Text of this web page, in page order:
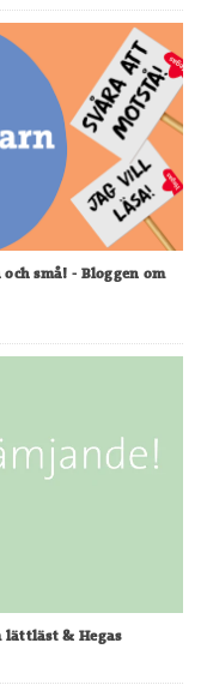
små! - Bloggen om
lättläst & Hegas